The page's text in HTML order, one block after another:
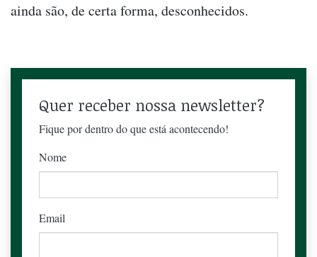
ainda são, de certa forma, desconhecidos.
Quer receber nossa newsletter?
Fique por dentro do que está acontecendo!
Nome
Email